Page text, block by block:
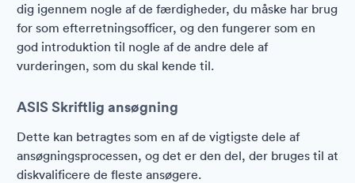
dig igennem nogle af de færdigheder, du måske har brug
for som efterretningsofficer, og den fungerer som en
god introduktion til nogle af de andre dele af
vurderingen, som du skal kende til.
ASIS Skriftlig ansøgning
Dette kan betragtes som en af de vigtigste dele af
ansøgningsprocessen, og det er den del, der bruges til at
diskvalificere de fleste ansøgere.